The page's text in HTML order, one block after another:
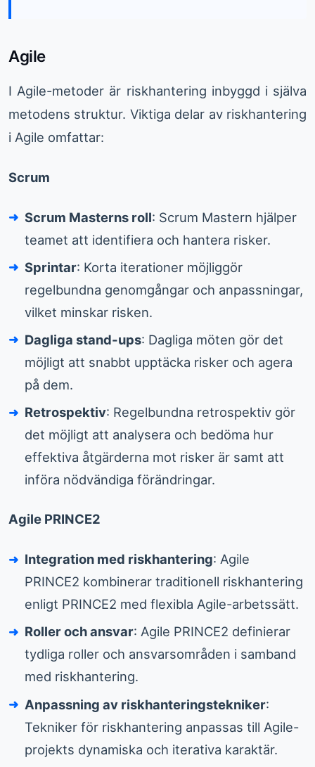
Agile
I Agile-metoder är riskhantering inbyggd i själva
metodens struktur. Viktiga delar av riskhantering
i Agile omfattar:
Scrum
Scrum Masterns roll: Scrum Mastern hjälper
teamet att identifiera och hantera risker.
Sprintar: Korta iterationer möjliggör
regelbundna genomgångar och anpassningar,
vilket minskar risken.
Dagliga stand-ups: Dagliga möten gör det
möjligt att snabbt upptäcka risker och agera
på dem.
Retrospektiv: Regelbundna retrospektiv gör
det möjligt att analysera och bedöma hur
effektiva åtgärderna mot risker är samt att
införa nödvändiga förändringar.
Agile PRINCE2
Integration med riskhantering: Agile
PRINCE2 kombinerar traditionell riskhantering
enligt PRINCE2 med flexibla Agile-arbetssätt.
Roller och ansvar: Agile PRINCE2 definierar
tydliga roller och ansvarsområden i samband
med riskhantering.
Anpassning av riskhanteringstekniker:
Tekniker för riskhantering anpassas till Agile-
projekts dynamiska och iterativa karaktär.